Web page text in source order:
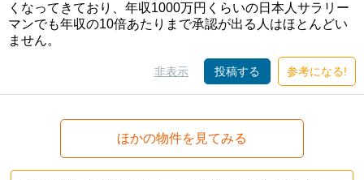
くなってきており、年収1000万円くらいの日本人サラリー
マンでも年収の10倍あたりまで承認が出る人はほとんどい
ません。
非表示 投稿する 参考になる!
ほかの物件を見てみる